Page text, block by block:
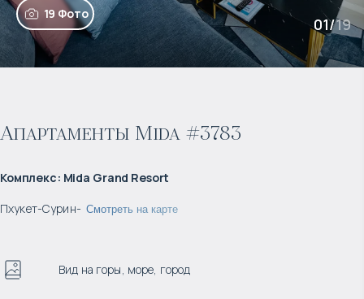
19 Фото
01/19
Апартаменты Mida #3783
Комплекс: Mida Grand Resort
Пхукет-Сурин- Смотреть на карте
Вид на горы, море, город